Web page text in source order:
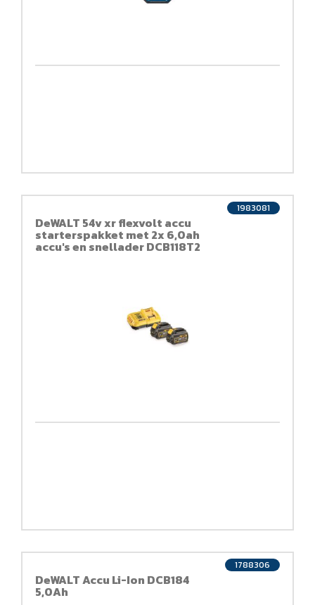
DeWALT 54v xr flexvolt accu
starterspakket met 2x 6,0ah
accu's en snellader DCB118T2
1983081
DeWALT Accu Li-Ion DCB184
5,0Ah
1788306